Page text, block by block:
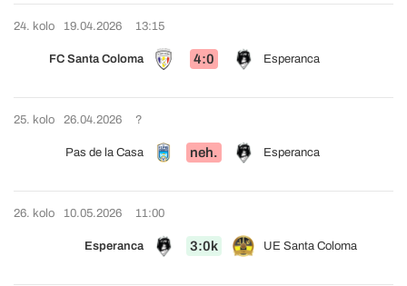
24. kolo 19.04.2026 13:15
FC Santa Coloma 4:0 Esperanca
25. kolo 26.04.2026 ?
Pas de la Casa neh. Esperanca
26. kolo 10.05.2026 11:00
Esperanca 3:0k UE Santa Coloma